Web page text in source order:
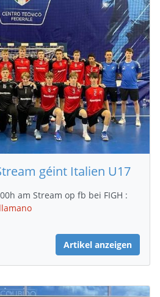
géint Italien U17
am Stream op fb bei FIGH :
Artikel anzeigen